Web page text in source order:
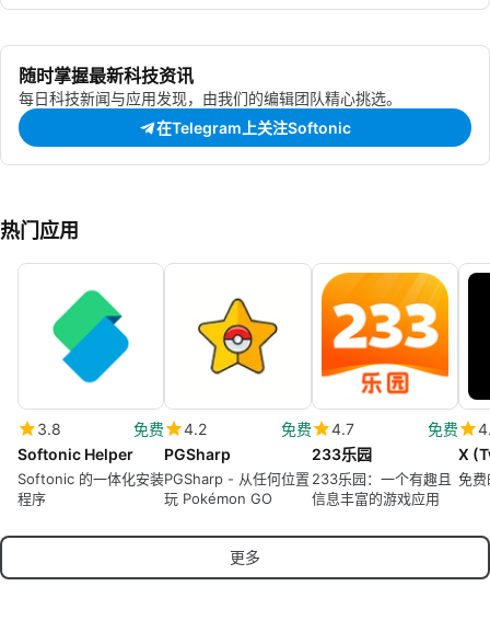
随时掌握最新科技资讯
每日科技新闻与应用发现，由我们的编辑团队精心挑选。
在Telegram上关注Softonic
热门应用
3.8
免费
Softonic Helper
Softonic 的一体化安装
程序
4.2
免费
PGSharp
PGSharp - 从任何位置
玩 Pokémon GO
4.7
免费
233乐园
233乐园：一个有趣且
信息丰富的游戏应用
X
免
更多